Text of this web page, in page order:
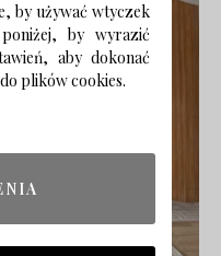
by używać wtyczek
poniżej, by wyrazić
aby dokonać
plików cookies.